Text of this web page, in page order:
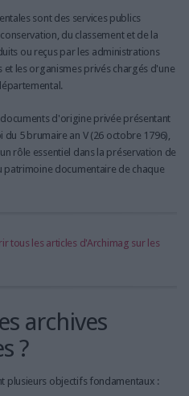
sont des services publics
du classement et de la
ou reçus par les administrations
les organismes privés chargés d'une
d'origine privée présentant
5 brumaire an V (26 octobre 1796),
rôle essentiel dans la préservation de
patrimoine documentaire de chaque
tous les articles d'Archimag sur les
archives
?
plusieurs objectifs fondamentaux :